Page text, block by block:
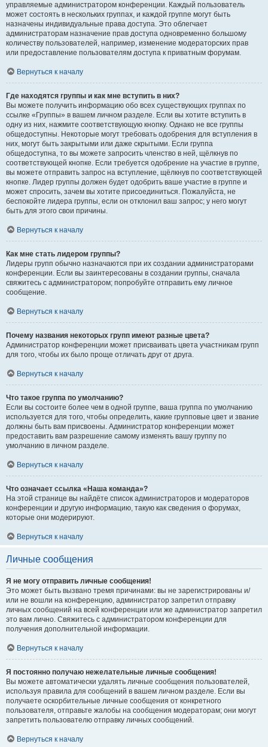
управляемые администратором конференции. Каждый пользователь
может состоять в нескольких группах, и каждой группе могут быть
назначены индивидуальные права доступа. Это облегчает
администраторам назначение прав доступа одновременно большому
количеству пользователей, например, изменение модераторских прав
или предоставление пользователям доступа к приватным форумам.
Вернуться к началу
Где находятся группы и как мне вступить в них?
Вы можете получить информацию обо всех существующих группах по
ссылке «Группы» в вашем личном разделе. Если вы хотите вступить в
одну из них, нажмите соответствующую кнопку. Однако не все группы
общедоступны. Некоторые могут требовать одобрения для вступления в
них, могут быть закрытыми или даже скрытыми. Если группа
общедоступна, то вы можете запросить членство в ней, щёлкнув по
соответствующей кнопке. Если требуется одобрение на участие в группе,
вы можете отправить запрос на вступление, щёлкнув по соответствующей
кнопке. Лидер группы должен будет одобрить ваше участие в группе и
может спросить, зачем вы хотите присоединиться. Пожалуйста, не
беспокойте лидера группы, если он отклонил ваш запрос; у него могут
быть для этого свои причины.
Вернуться к началу
Как мне стать лидером группы?
Лидеры групп обычно назначаются при их создании администраторами
конференции. Если вы заинтересованы в создании группы, сначала
свяжитесь с администратором; попробуйте отправить ему личное
сообщение.
Вернуться к началу
Почему названия некоторых групп имеют разные цвета?
Администратор конференции может присваивать цвета участникам групп
для того, чтобы их было проще отличать друг от друга.
Вернуться к началу
Что такое группа по умолчанию?
Если вы состоите более чем в одной группе, ваша группа по умолчанию
используется для того, чтобы определить, какие групповые цвет и звание
должны быть вам присвоены. Администратор конференции может
предоставить вам разрешение самому изменять вашу группу по
умолчанию в личном разделе.
Вернуться к началу
Что означает ссылка «Наша команда»?
На этой странице вы найдёте список администраторов и модераторов
конференции и другую информацию, такую как сведения о форумах,
которые они модерируют.
Вернуться к началу
Личные сообщения
Я не могу отправить личные сообщения!
Это может быть вызвано тремя причинами: вы не зарегистрированы и/
или не вошли на конференцию, администратор запретил отправку
личных сообщений на всей конференции или же администратор запретил
это вам лично. Свяжитесь с администратором конференции для
получения дополнительной информации.
Вернуться к началу
Я постоянно получаю нежелательные личные сообщения!
Вы можете автоматически удалять личные сообщения пользователей,
используя правила для сообщений в вашем личном разделе. Если вы
получаете оскорбительные личные сообщения от конкретного
пользователя, отправьте жалобы на сообщения модераторам; они могут
запретить пользователю отправку личных сообщений.
Вернуться к началу